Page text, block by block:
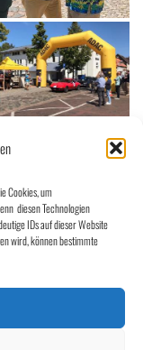
Cookies, um
diesen Technologien
IDs auf dieser Website
wird, können bestimmte